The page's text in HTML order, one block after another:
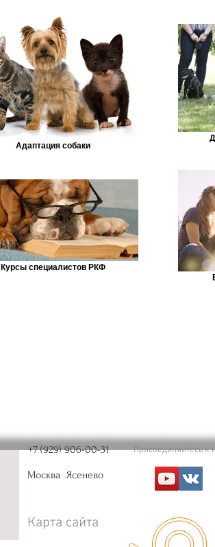
Адаптация собаки
Курсы специалистов РКФ
+7 (929) 906-00-31 Присоединяйтесь к
Москва Ясенево
Карта сайта